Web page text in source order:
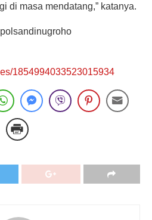
di masa mendatang,” katanya.
1854994033523015934